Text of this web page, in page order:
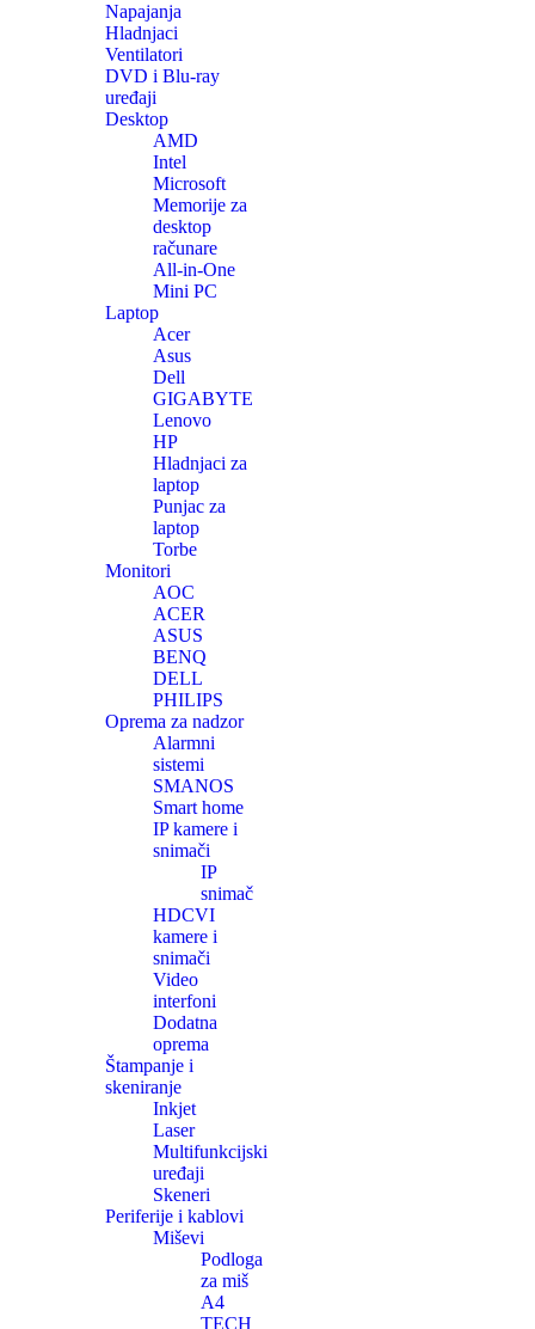
Napajanja
Hladnjaci
Ventilatori
DVD i Blu-ray
uređaji
Desktop
AMD
Intel
Microsoft
Memorije za
desktop
računare
All-in-One
Mini PC
Laptop
Acer
Asus
Dell
GIGABYTE
Lenovo
HP
Hladnjaci za
laptop
Punjac za
laptop
Torbe
Monitori
AOC
ACER
ASUS
BENQ
DELL
PHILIPS
Oprema za nadzor
Alarmni
sistemi
SMANOS
Smart home
IP kamere i
snimači
IP
snimač
HDCVI
kamere i
snimači
Video
interfoni
Dodatna
oprema
Štampanje i
skeniranje
Inkjet
Laser
Multifunkcijski
uređaji
Skeneri
Periferije i kablovi
Miševi
Podloga
za miš
A4
TECH